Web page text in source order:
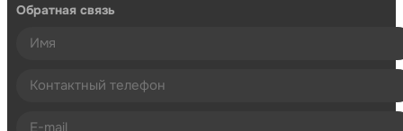
Обратная связь